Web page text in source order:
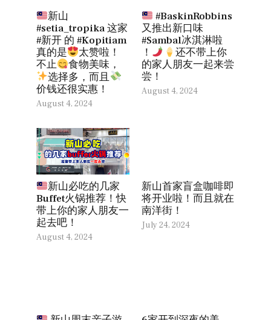
新山
#setia_tropika 这家
#新开 的 #Kopitiam
真的是
太赞啦！
不止
食物美味，
选择多，而且
价钱还很实惠！
August 4, 2024
#BaskinRobbins
又推出新口味
#Sambal冰淇淋啦
！
还不带上你
的家人朋友一起来尝
尝！
August 4, 2024
新山必吃的几家
Buffet火锅推荐！快
带上你的家人朋友一
起去吧！
August 4, 2024
新山首家盲盒咖啡即
将开业啦！而且就在
南洋街！
July 24, 2024